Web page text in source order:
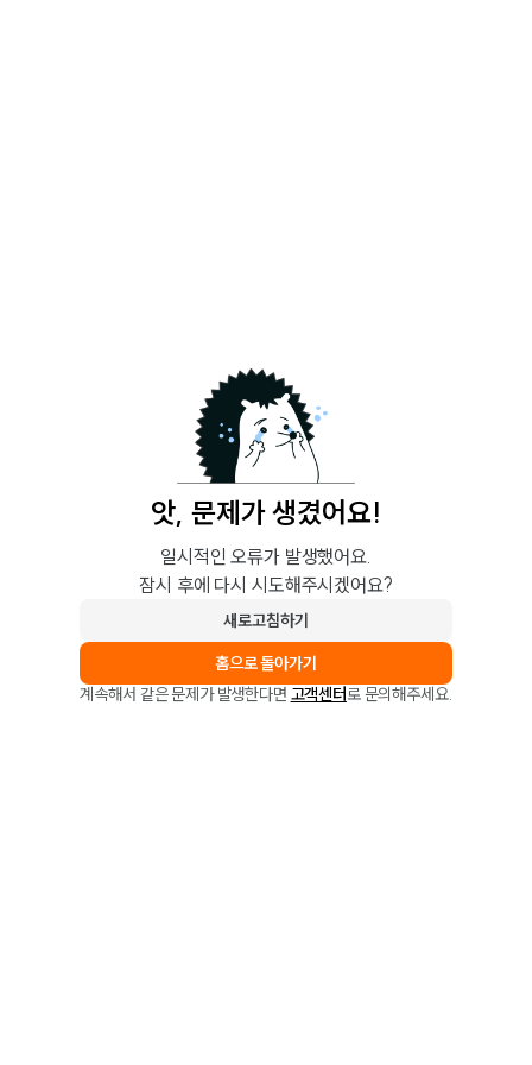
앗, 문제가 생겼어요!
일시적인 오류가 발생했어요.
잠시 후에 다시 시도해주시겠어요?
새로고침하기
홈으로 돌아가기
계속해서 같은 문제가 발생한다면 고객센터로 문의해주세요.